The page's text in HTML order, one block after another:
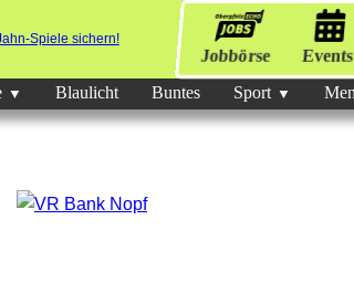
Jobbörse Events
Blaulicht Buntes Sport